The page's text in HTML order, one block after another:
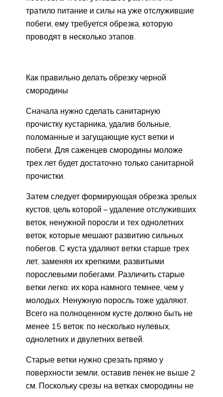
тратило питание и силы на уже отслужившие
побеги, ему требуется обрезка, которую
проводят в несколько этапов.
Как правильно делать обрезку черной
смородины
Сначала нужно сделать санитарную
прочистку кустарника, удалив больные,
поломанные и загущающие куст ветки и
побеги. Для саженцев смородины моложе
трех лет будет достаточно только санитарной
прочистки.
Затем следует формирующая обрезка зрелых
кустов, цель которой – удаление отслуживших
веток, ненужной поросли и тех однолетних
веток, которые мешают развитию сильных
побегов. С куста удаляют ветки старше трех
лет, заменяя их крепкими, развитыми
порослевыми побегами. Различить старые
ветки легко: их кора намного темнее, чем у
молодых. Ненужную поросль тоже удаляют.
Всего на полноценном кусте должно быть не
менее 15 веток: по несколько нулевых,
однолетних и двулетних ветвей.
Старые ветки нужно срезать прямо у
поверхности земли, оставив пенек не выше 2
см. Поскольку срезы на ветках смородины не